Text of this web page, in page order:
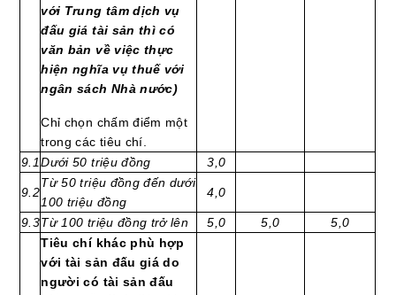
với Trung tâm dịch vụ
đấu giá tài sản thì có
văn bản về việc thực
hiện nghĩa vụ thuế với
ngân sách Nhà nước)
Chỉ chọn chấm điểm một
trong các tiêu chí.
9.1 Dưới 50 triệu đồng 3,0
9.2
Từ 50 triệu đồng đến dưới
100 triệu đồng
4,0
9.3Từ 100 triệu đồng trở lên 5,0 5,0 5,0
Tiêu chí khác phù hợp
với tài sản đấu giá do
người có tài sản đấu